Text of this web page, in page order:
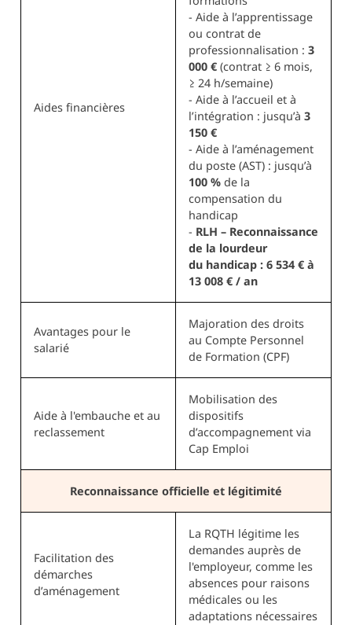
Aides financières
- Aide à l’apprentissage
ou contrat de
professionnalisation : 3
000 €(contrat ≥ 6 mois,
≥ 24 h/semaine)
- Aide à l’accueil et à
l’intégration : jusqu’à 3
150 €
- Aide à l’aménagement
du poste (AST) : jusqu’à
100 %de la
compensation du
handicap
- RLH – Reconnaissance
de la lourdeur
du handicap : 6 534 € à
13 008 € / an
Avantages pour le
salarié
Majoration des droits
au Compte Personnel
de Formation (CPF)
Aide à l'embauche et au
reclassement
Mobilisation des
dispositifs
d’accompagnement via
Cap Emploi
Reconnaissance officielle et légitimité
Facilitation des
démarches
d’aménagement
La RQTH légitime les
demandes auprès de
l'employeur, comme les
absences pour raisons
médicales ou les
adaptations nécessaires